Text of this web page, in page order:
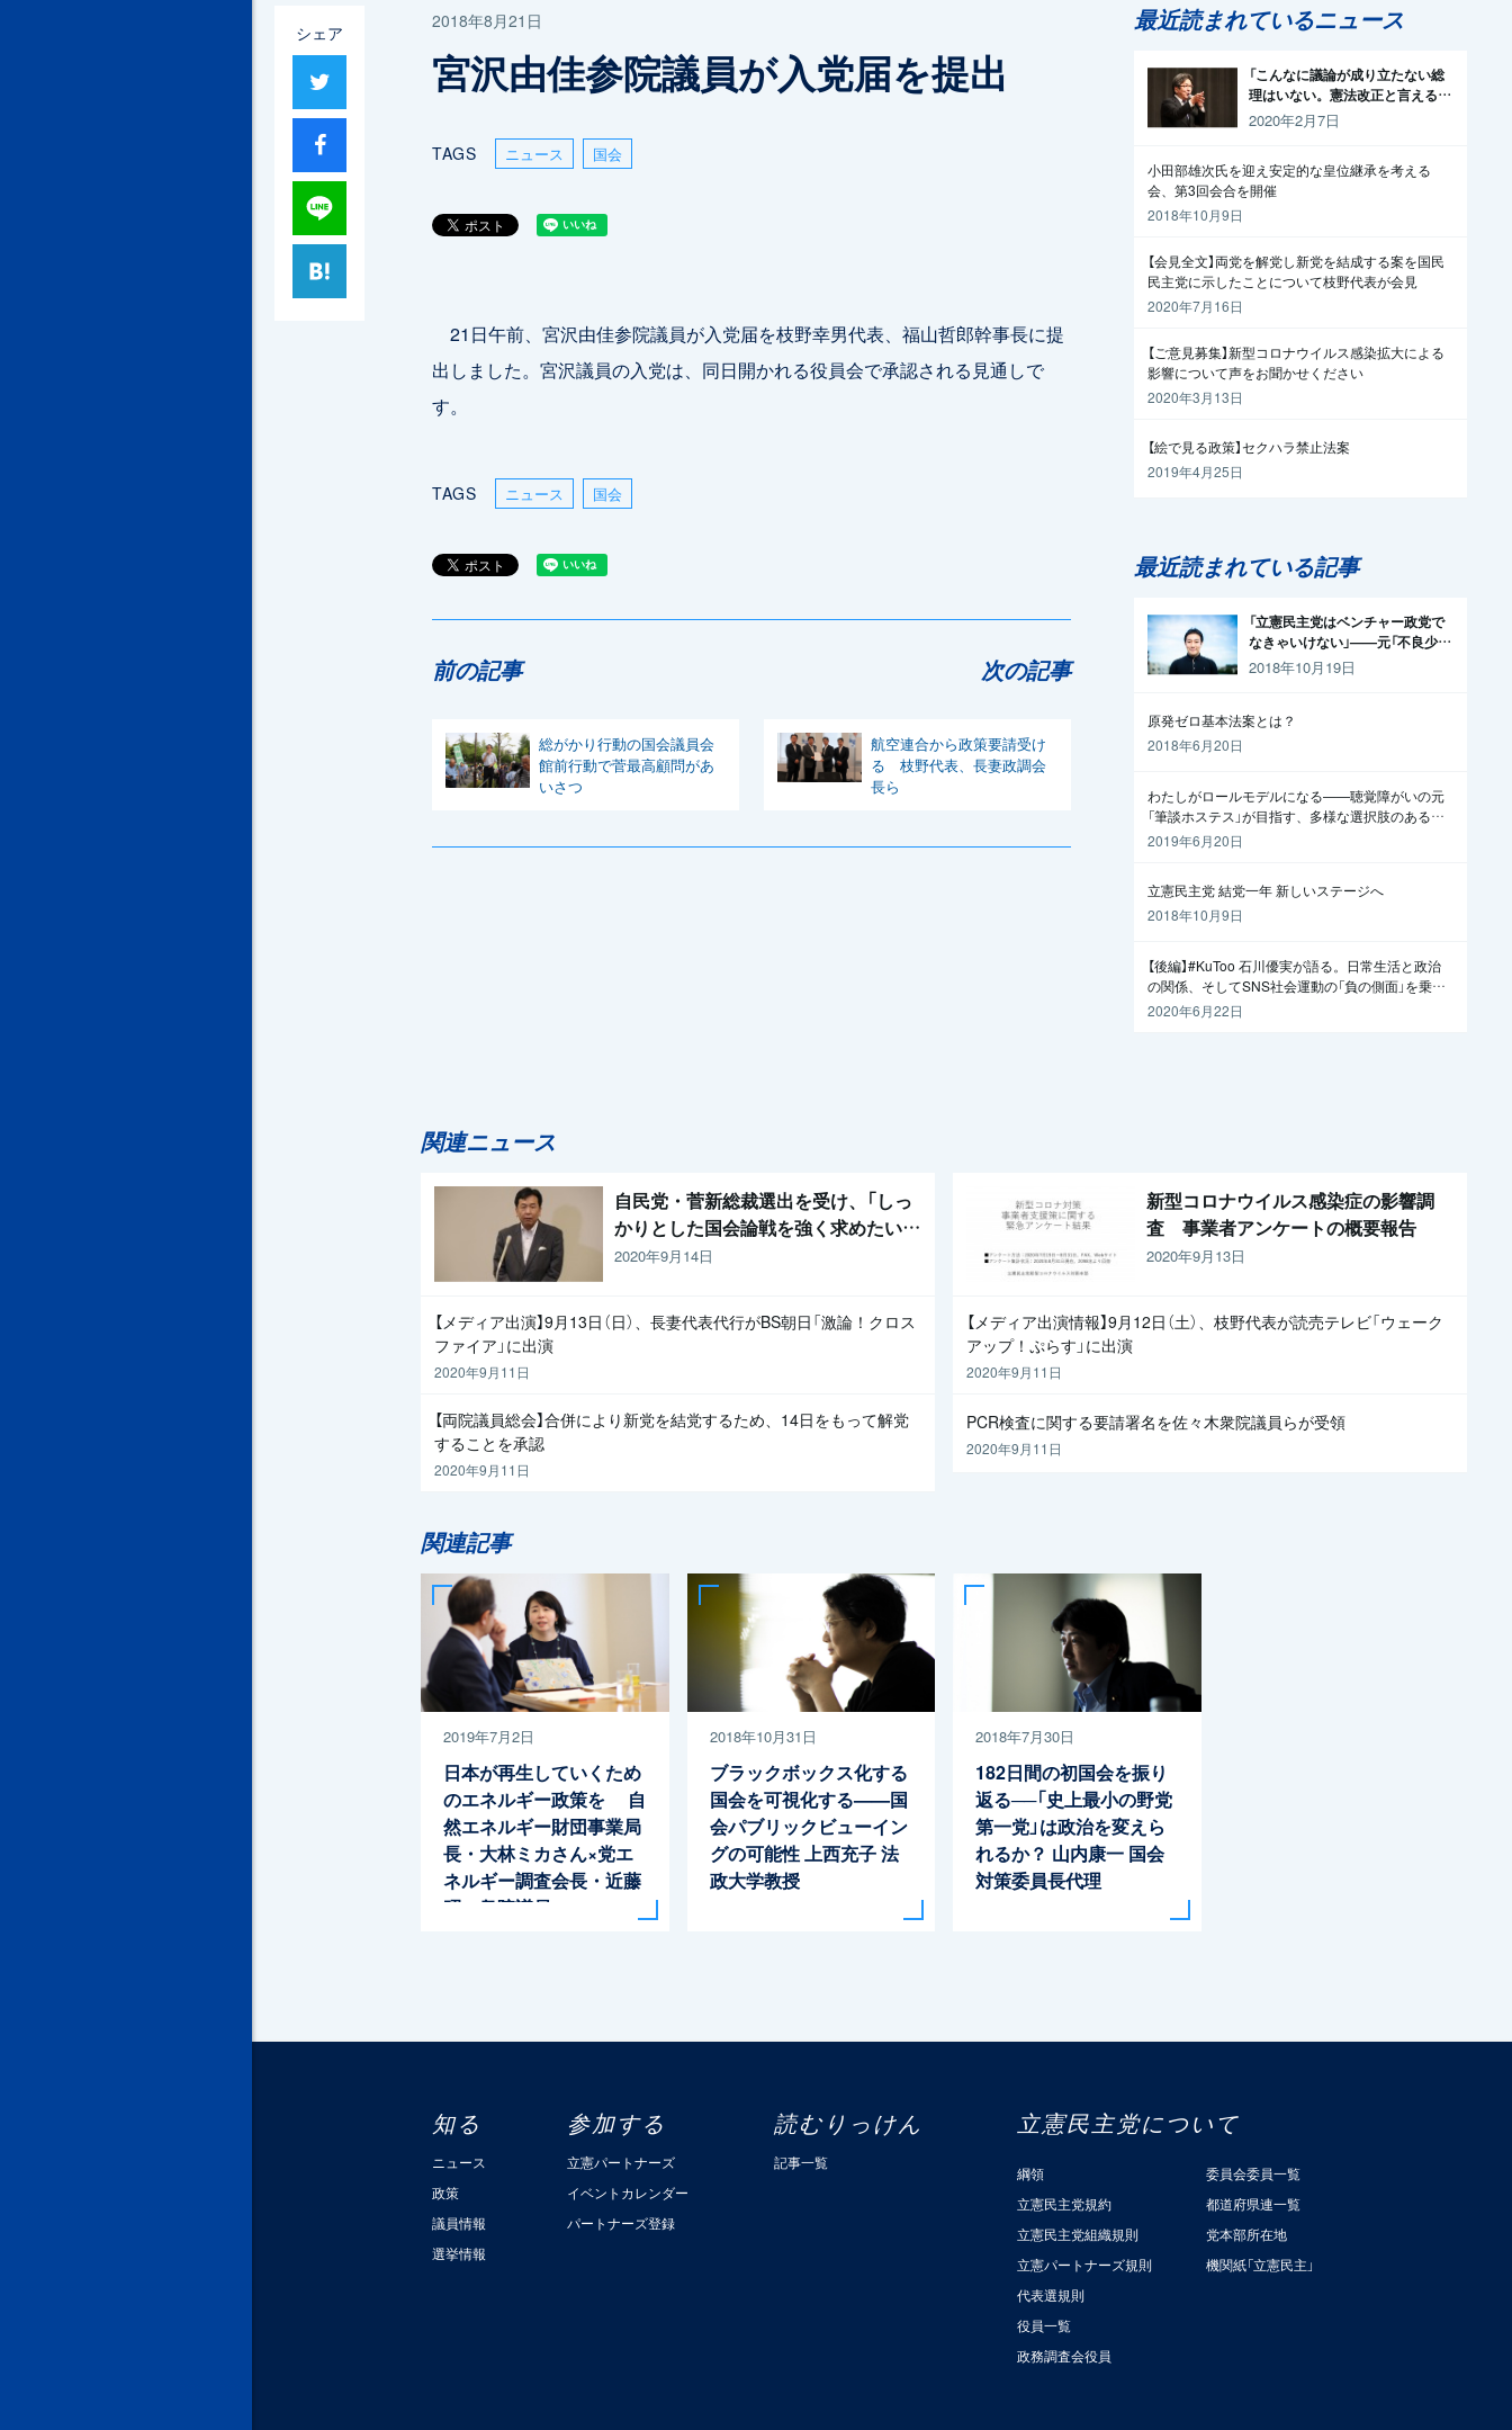
シェア
2018年8月21日
宮沢由佳参院議員が入党届を提出
TAGS ニュース 国会
21日午前、宮沢由佳参院議員が入党届を枝野幸男代表、福山哲郎幹事長に提
出しました。宮沢議員の入党は、同日開かれる役員会で承認される見通しで
す。
TAGS ニュース 国会
前の記事
総がかり行動の国会議員会
館前行動で菅最高顧問があ
いさつ
次の記事
航空連合から政策要請受け
る 枝野代表、長妻政調会
長ら
最近読まれているニュース
「こんなに議論が成り立たない総
理はいない。憲法改正と言える資
格がどこにある。市民と野党の力
で引きずり下ろそう」杉尾議員
2020年2月7日
小田部雄次氏を迎え安定的な皇位継承を考える
会、第3回会合を開催
2018年10月9日
【会見全文】両党を解党し新党を結成する案を国民
民主党に示したことについて枝野代表が会見
2020年7月16日
【ご意見募集】新型コロナウイルス感染拡大による
影響について声をお聞かせください
2020年3月13日
【絵で見る政策】セクハラ禁止法案
2019年4月25日
最近読まれている記事
「立憲民主党はベンチャー政党で
なきゃいけない」——元「不良少
年」の起業家が政治家になった理
2018年10月19日
原発ゼロ基本法案とは？
2018年6月20日
わたしがロールモデルになる——聴覚障がいの元
「筆談ホステス」が目指す、多様な選択肢のある社
会
2019年6月20日
立憲民主党 結党一年 新しいステージへ
2018年10月9日
【後編】#KuToo 石川優実が語る。日常生活と政治
の関係、そしてSNS社会運動の「負の側面」を乗り
越えるには
2020年6月22日
関連ニュース
自民党・菅新総裁選出を受け、「しっ
かりとした国会論戦を強く求めたい」
と枝野代表
2020年9月14日
【メディア出演】9月13日（日）、長妻代表代行がBS朝日「激論！クロス
ファイア」に出演
2020年9月11日
【両院議員総会】合併により新党を結党するため、14日をもって解党
することを承認
2020年9月11日
新型コロナウイルス感染症の影響調
査 事業者アンケートの概要報告
2020年9月13日
【メディア出演情報】9月12日（土）、枝野代表が読売テレビ「ウェーク
アップ！ぷらす」に出演
2020年9月11日
PCR検査に関する要請署名を佐々木衆院議員らが受領
2020年9月11日
関連記事
2019年7月2日
日本が再生していくため
のエネルギー政策を 自
然エネルギー財団事業局
長・大林ミカさん×党エ
ネルギー調査会長・近藤
昭一衆院議員
2018年10月31日
ブラックボックス化する
国会を可視化する——国
会パブリックビューイン
グの可能性上西充子 法
政大学教授
2018年7月30日
182日間の初国会を振り
返る──「史上最小の野党
第一党」は政治を変えら
れるか？ 山内康一 国会
対策委員長代理
知る
ニュース
政策
議員情報
選挙情報
参加する
立憲パートナーズ
イベントカレンダー
パートナーズ登録
読むりっけん
記事一覧
立憲民主党について
綱領
立憲民主党規約
立憲民主党組織規則
立憲パートナーズ規則
代表選規則
役員一覧
政務調査会役員
委員会委員一覧
都道府県連一覧
党本部所在地
機関紙「立憲民主」